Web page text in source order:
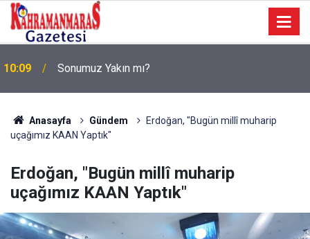
10:09 Sonumuz Yakın mı?
Anasayfa Gündem
Erdoğan, "Bugün millî muharip
uçağımız KAAN Yaptık"
Erdoğan, "Bugün millî muharip
uçağımız KAAN Yaptık"